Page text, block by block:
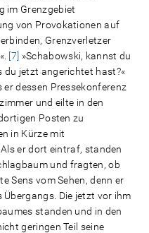
im Grenzgebiet
von Provokationen auf
Grenzverletzer
[7] »Schabowski, kannst du
jetzt angerichtet hast?«
dessen Pressekonferenz
und eilte in den
Posten zu
in Kürze mit
er dort eintraf, standen
und fragten, ob
Sens vom Sehen, denn er
Die jetzt vor ihm
standen und in den
geringen Teil seine